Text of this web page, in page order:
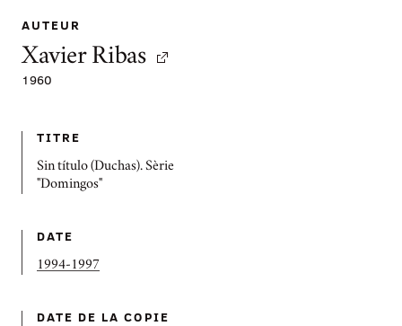
AUTEUR
Xavier Ribas
1960
TITRE
Sin título (Duchas). Sèrie
"Domingos"
DATE
1994-1997
DATE DE LA COPIE